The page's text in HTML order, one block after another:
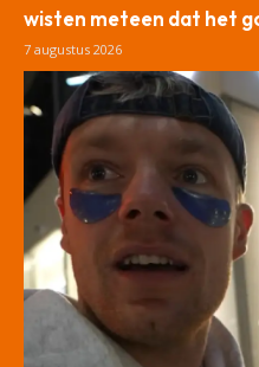
wisten meteen dat het
7 augustus 2026